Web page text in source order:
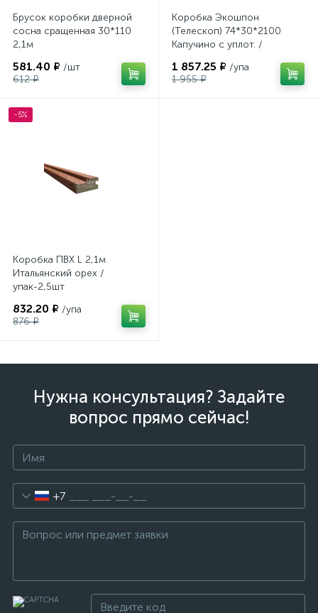
Брусок коробки дверной
сосна сращенная 30*110
2,1м
581.40 ₽ /шт
612 ₽
Коробка Экошпон
(Телескоп) 74*30*2100
Капучино с уплот. /
1 857.25 ₽ /упа
1 955 ₽
-5%
Коробка ПВХ L 2,1м
Итальянский орех /
упак-2,5шт
832.20 ₽ /упа
876 ₽
Нужна консультация? Задайте
вопрос прямо сейчас!
+7